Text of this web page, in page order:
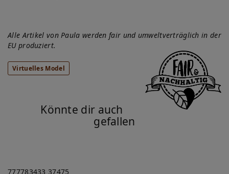
Alle Artikel von Paula werden fair und umweltverträglich in der
EU produziert.
Virtuelles Model
Könnte dir auch
gefallen
777783433 37475